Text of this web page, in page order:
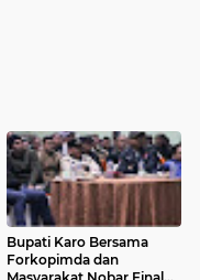
Bupati Karo Bersama
Forkopimda dan
Masyarakat Nobar Final